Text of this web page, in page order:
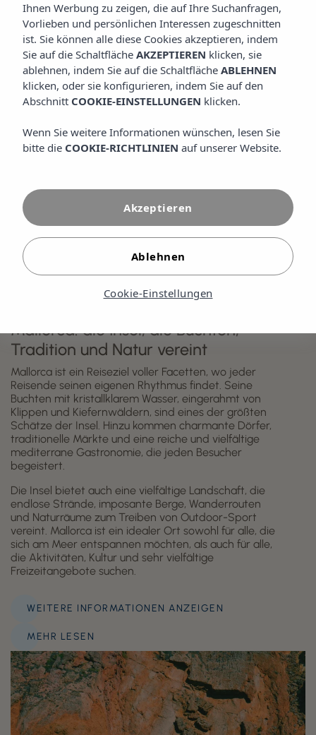
Mallorca: die Insel, die Buchten,
Tradition und Natur vereint
Mallorca ist ein Reiseziel voller Facetten, wo jeder
Reisende seinen eigenen Rhythmus findet. Seine
Buchten mit kristallklarem Wasser, eingerahmt von
Klippen und Kiefernwäldern, sind eines der größten
Schätze der Insel. Hinzu kommen charmante Dörfer,
traditionelle Märkte und eine reiche und vielfältige
mediterrane Gastronomie, die jeden Besucher
begeistert.
Die Insel bietet auch eine vielfältige Landschaft, die
endlose Strände, imposante Berge, Wanderrouten
und Naturräume zum Treiben von Outdoor-Sport
vereint. Mallorca ist ein idealer Ort sowohl für alle, die
sich am Meer entspannen möchten, als auch für alle,
die Aktivitäten, Kultur und sehr vielfältige
Freizeitangebote suchen.
WEITERE INFORMATIONEN ANZEIGEN
MEHR LESEN
Ihnen Werbung zu zeigen, die auf Ihre Suchanfragen,
Vorlieben und persönlichen Interessen zugeschnitten
ist. Sie können alle diese Cookies akzeptieren, indem
Sie auf die Schaltfläche AKZEPTIEREN klicken, sie
ablehnen, indem Sie auf die Schaltfläche ABLEHNEN
klicken, oder sie konfigurieren, indem Sie auf den
Abschnitt COOKIE-EINSTELLUNGEN klicken.
Wenn Sie weitere Informationen wünschen, lesen Sie
bitte die COOKIE-RICHTLINIEN auf unserer Website.
Cookie-Einstellungen
Ablehnen
Akzeptieren